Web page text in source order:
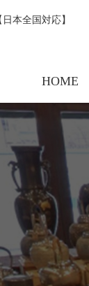
本全国対応】
HOME